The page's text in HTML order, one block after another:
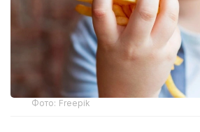
Фото: Freepik